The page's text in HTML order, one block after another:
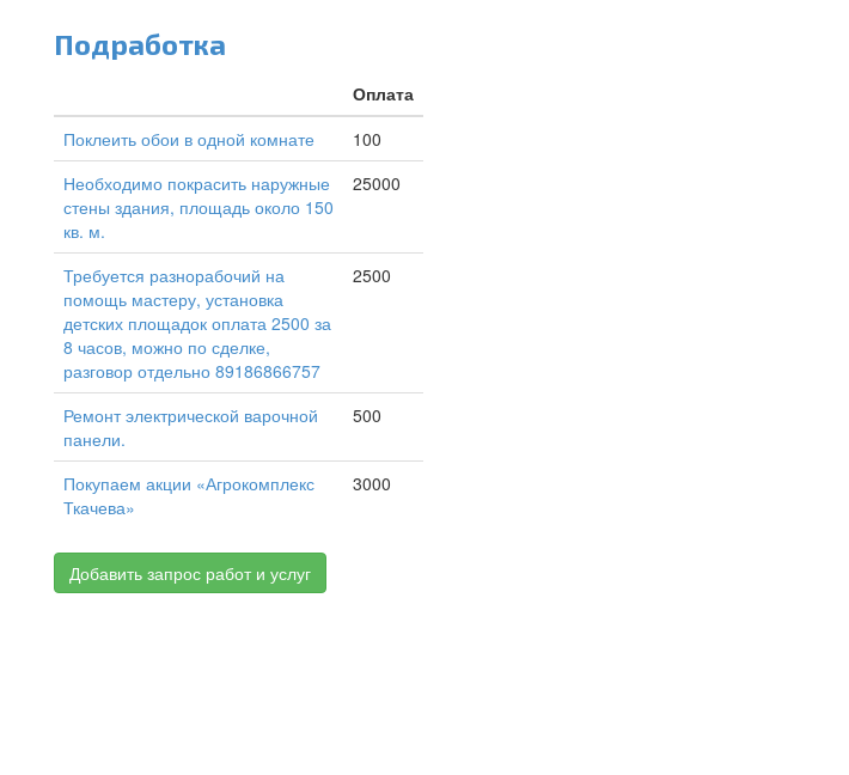
Подработка
Оплата
Поклеить обои в одной комнате
100
Необходимо покрасить наружные
стены здания, площадь около 150
кв. м.
25000
Требуется разнорабочий на
помощь мастеру, установка
детских площадок оплата 2500 за
8 часов, можно по сделке,
разговор отдельно 89186866757
2500
Ремонт электрической варочной
панели.
500
Покупаем акции «Агрокомплекс
Ткачева»
3000
Добавить запрос работ и услуг